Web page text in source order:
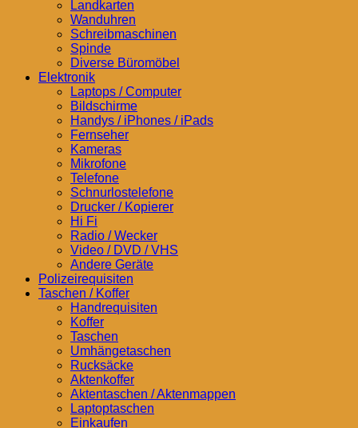
Landkarten
Wanduhren
Schreibmaschinen
Spinde
Diverse Büromöbel
Elektronik
Laptops / Computer
Bildschirme
Handys / iPhones / iPads
Fernseher
Kameras
Mikrofone
Telefone
Schnurlostelefone
Drucker / Kopierer
Hi Fi
Radio / Wecker
Video / DVD / VHS
Andere Geräte
Polizeirequisiten
Taschen / Koffer
Handrequisiten
Koffer
Taschen
Umhängetaschen
Rucksäcke
Aktenkoffer
Aktentaschen / Aktenmappen
Laptoptaschen
Einkaufen